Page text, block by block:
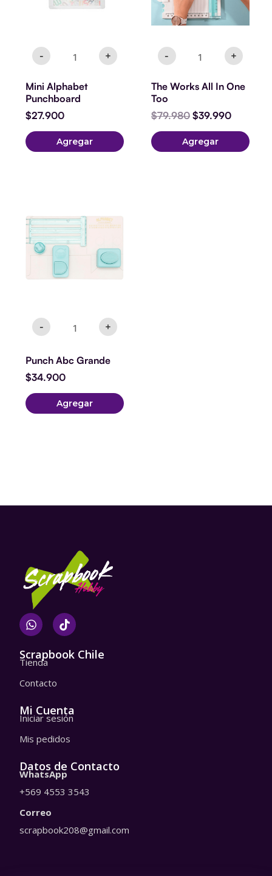
- +
Mini Alphabet
Punchboard
$27.900
Agregar
- +
The Works All In One
Too
$79.980 $39.990
Agregar
-
Grande
cantidad
+
Punch Abc Grande
$34.900
Agregar
W
h
t
s
p
T
i
t
Scrapbook Chile
Tienda
Contacto
Mi Cuenta
Iniciar sesión
Mis pedidos
Datos de Contacto
WhatsApp
+569 4553 3543
Correo
scrapbook208@gmail.com